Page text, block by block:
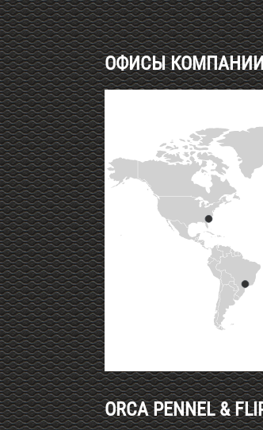
ОФИСЫ КОМПАНИИ
ORCA PENNEL &